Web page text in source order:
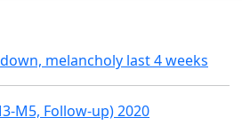
melancholy last 4 weeks
M5, Follow-up) 2020